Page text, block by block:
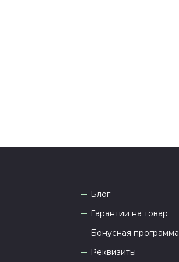
Блог
Гарантии на товар
Бонусная программа
Реквизиты